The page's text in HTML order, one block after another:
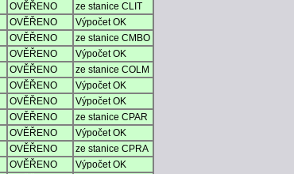
OVĚŘENO
ze stanice CLIT
OVĚŘENO
Výpočet OK
OVĚŘENO
ze stanice CMBO
OVĚŘENO
Výpočet OK
OVĚŘENO
ze stanice COLM
OVĚŘENO
Výpočet OK
OVĚŘENO
Výpočet OK
OVĚŘENO
ze stanice CPAR
OVĚŘENO
Výpočet OK
OVĚŘENO
ze stanice CPRA
OVĚŘENO
Výpočet OK